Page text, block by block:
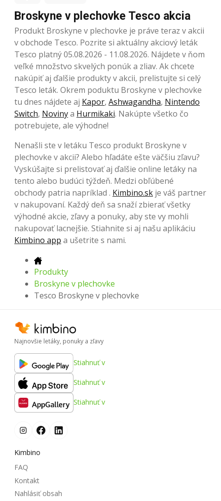
Broskyne v plechovke Tesco akcia
Produkt Broskyne v plechovke je práve teraz v akcii
v obchode Tesco. Pozrite si aktuálny akciový leták
Tesco platný 05.08.2026 - 11.08.2026. Nájdete v ňom
veľké množstvo skvelých ponúk a zliav. Ak chcete
nakúpiť aj ďalšie produkty v akcii, prelistujte si celý
Tesco leták. Okrem poduktu Broskyne v plechovke
tu dnes nájdete aj Kapor, Ashwagandha, Nintendo
Switch, Novinya Hurmikaki. Nakúpte všetko čo
potrebujete, ale výhodne!
Nenašli ste v letáku Tesco produkt Broskyne v
plechovke v akcii? Alebo hľadáte ešte väčšiu zľavu?
Vyskúšajte si prelistovať aj ďalšie online letáky na
tento alebo budúci týždeň. Medzi obľúbené
obchody patria napríklad . Kimbino.sk je váš partner
v nakupovaní. Každý deň sa snaží zbierať všetky
výhodné akcie, zľavy a ponuky, aby ste vy mohli
nakupovať lacnejšie. Stiahnite si aj našu aplikáciu
Kimbino app a ušetrite s nami.
Produkty
Broskyne v plechovke
Tesco Broskyne v plechovke
Najnovšie letáky, ponuky a zľavy
Stiahnuť v
Stiahnuť v
Stiahnuť v
Kimbino
FAQ
Kontakt
Nahlásiť obsah